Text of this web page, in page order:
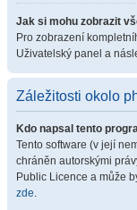
Jak si mohu zobrazit
Pro zobrazení
Uživatelský panel a
Záležitosti okolo
Kdo napsal tento
Tento software (v její
chráněn autorskými
Public Licence a může
zde.